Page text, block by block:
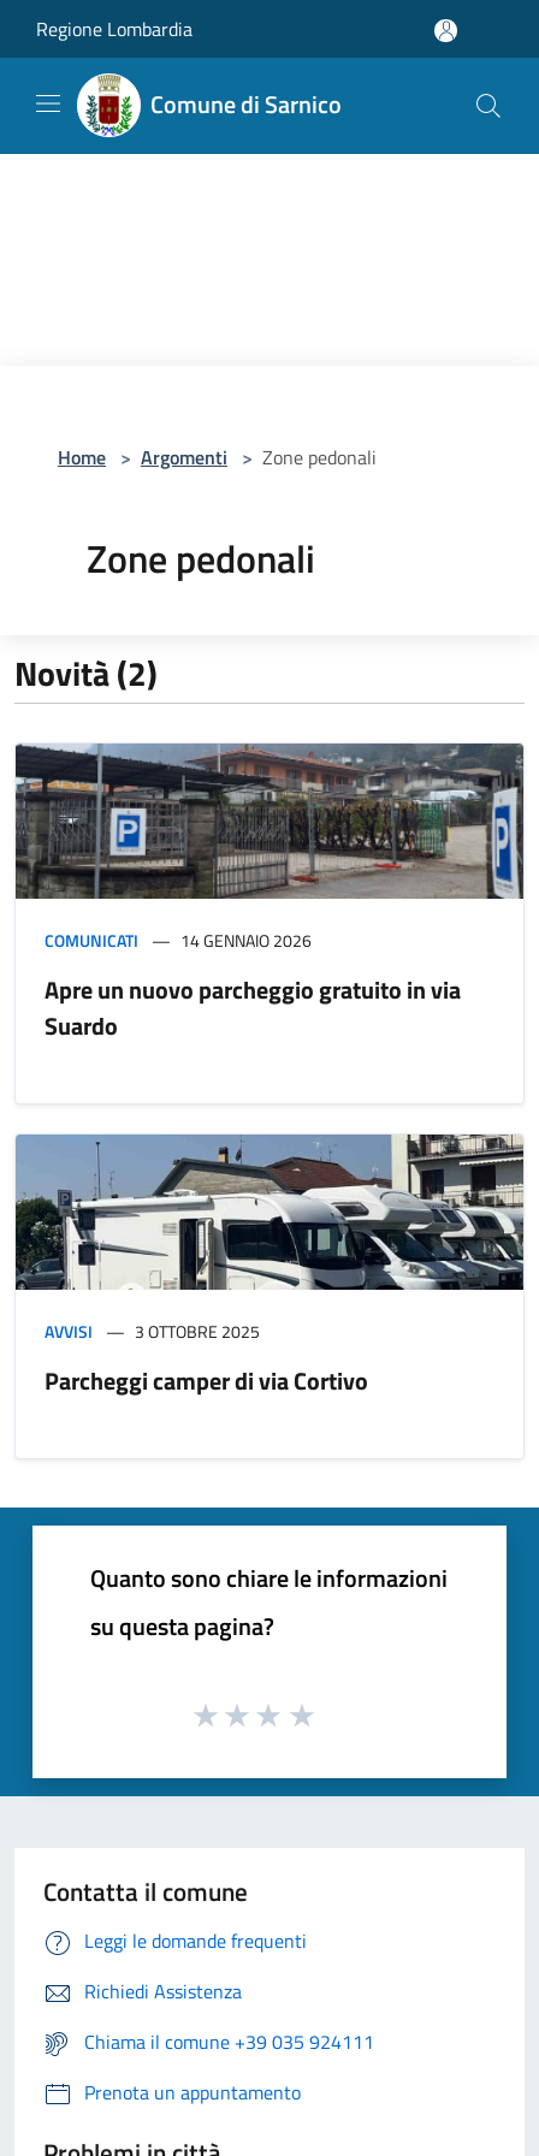
Regione Lombardia
Comune di Sarnico
Home > Argomenti > Zone pedonali
Zone pedonali
Novità (2)
COMUNICATI 14 GENNAIO 2026
Apre un nuovo parcheggio gratuito in via
Suardo
AVVISI 3 OTTOBRE 2025
Parcheggi camper di via Cortivo
Quanto sono chiare le informazioni
su questa pagina?
Contatta il comune
Leggi le domande frequenti
Richiedi Assistenza
Chiama il comune +39 035 924111
Prenota un appuntamento